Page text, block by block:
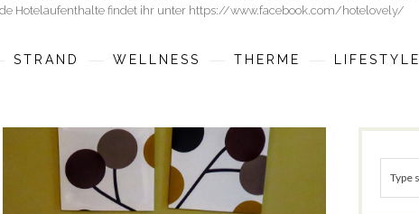
Hotelaufenthalte findet ihr unter https://www.facebook.com/hotelovely/
STRAND WELLNESS THERME LIFESTYLE